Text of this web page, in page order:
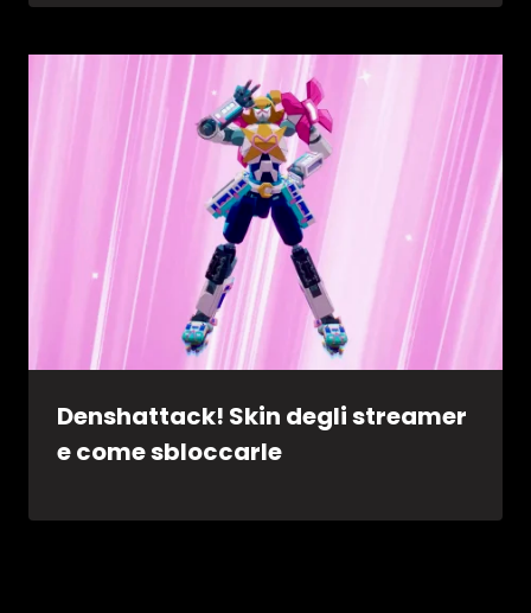
Denshattack! Skin degli streamer
e come sbloccarle